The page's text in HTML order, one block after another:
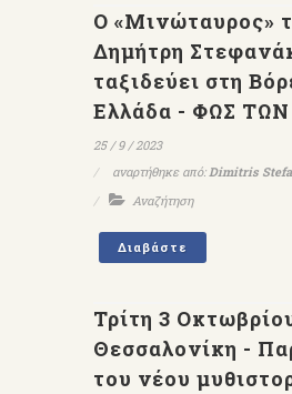
Ο «Μινώταυρος»
Δημήτρη
ταξιδεύει στη
Ελλάδα - ΦΩΣ
25 / 9 / 2023
αναρτήθηκε από:Dimitris
Αναζήτηση
Διαβάστε
Τρίτη 3
Θεσσαλονίκη -
του νέου